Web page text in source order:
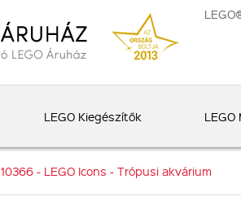
LEGO Kiegészítők
10366 - LEGO Icons - Trópusi akvárium